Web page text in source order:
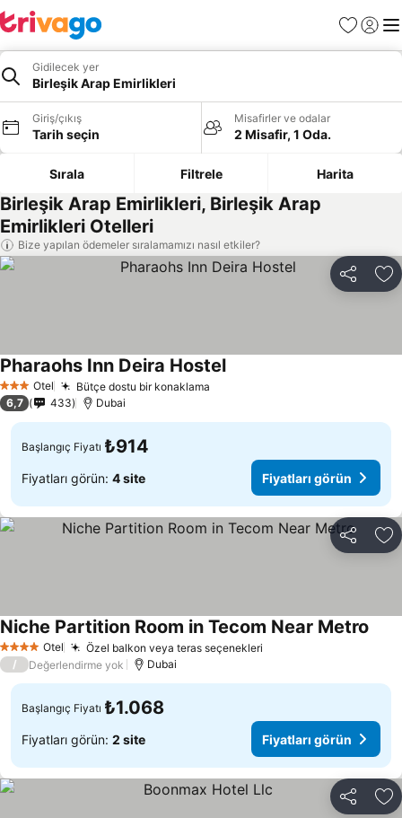
Favoriler
Giriş
Gidilecek yer
Birleşik Arap Emirlikleri
Giriş/çıkış
Tarih seçin
Misafirler ve odalar
2 Misafir, 1 Oda.
Sırala Filtrele Harita
Birleşik Arap Emirlikleri, Birleşik Arap
Emirlikleri Otelleri
Bize yapılan ödemeler sıralamamızı nasıl etkiler?
Paylaş
3 YıldızOtel Bütçe dostu bir konaklama
Pharaohs Inn Deira HostelFiyatları görün
6,7 433 Dubai
Başlangıç Fiyatı ₺914
Fiyatları görün: 4 site Fiyatları görün
Paylaş
4 Yıldız Otel Özel balkon veya teras seçenekleri
Niche Partition Room in Tecom Near Metro
/ Değerlendirme yok Dubai
Başlangıç Fiyatı ₺1.068
Fiyatları görün: 2 site Fiyatları görün
Paylaş